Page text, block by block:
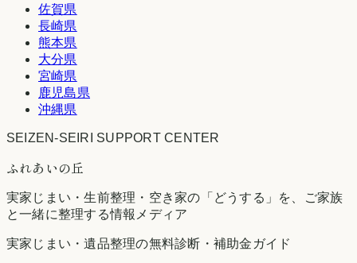
佐賀県
長崎県
熊本県
大分県
宮崎県
鹿児島県
沖縄県
SEIZEN-SEIRI SUPPORT CENTER
ふれあいの丘
実家じまい・生前整理・空き家の「どうする」を、ご家族
と一緒に整理する情報メディア
実家じまい・遺品整理の無料診断・補助金ガイド